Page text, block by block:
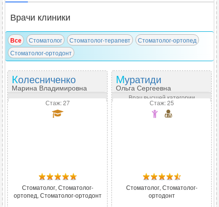
Врачи клиники
Все Стоматолог Стоматолог-терапевт
Стоматолог-ортопед
Стоматолог-ортодонт
Колесниченко
Марина Владимировна
Стаж: 27
Стоматолог, Стоматолог-
ортопед, Стоматолог-ортодонт
Муратиди
Ольга Сергеевна
Врач высшей категории
Стаж: 25
Стоматолог, Стоматолог-
ортодонт